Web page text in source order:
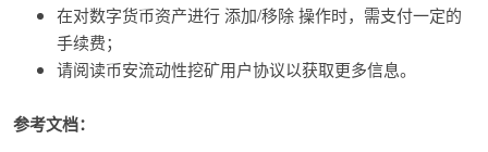
在对数字货币资产进行 添加/移除 操作时，需支付一定的
手续费；
请阅读币安流动性挖矿用户协议以获取更多信息。
参考文档：